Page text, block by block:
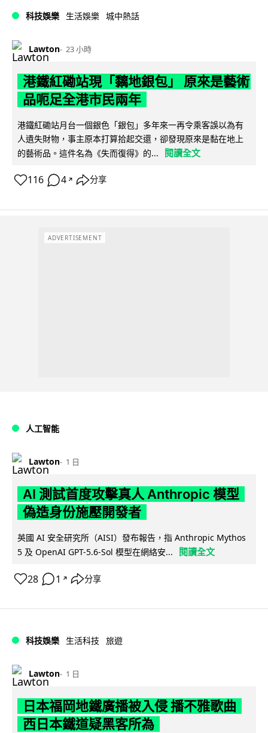
科技娛樂 生活娛樂 城中熱話
Lawton 23 小時
港鐵紅磡站現「黐地銀包」 原來是藝術
品呃足全港市民兩年
港鐵紅磡站月台一個銀色「銀包」多年來一再令乘客誤以為有
人遺失財物，事主原本打算拾起交還，卻發現原來是黏在地上
的藝術品。這件名為《失而復得》的...
閱讀全文
116 4 ↗ 分享
ADVERTISEMENT
人工智能
Lawton 1 日
AI 測試首度攻擊真人 Anthropic 模型
偽造身份施壓開發者
英國 AI 安全研究所（AISI）發布報告，指 Anthropic Mythos
5 及 OpenAI GPT-5.6-Sol 模型在網絡安...
閱讀全文
28 1 ↗ 分享
科技娛樂 生活科技 旅遊
Lawton 1 日
日本福岡地鐵廣播被入侵 播不雅歌曲
西日本鐵道疑黑客所為